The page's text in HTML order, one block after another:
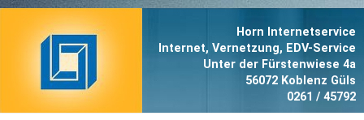
Horn Internetservice
Internet, Vernetzung, EDV-Service
Unter der Fürstenwiese 4a
56072 Koblenz Güls
0261 / 45792